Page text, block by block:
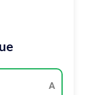
A